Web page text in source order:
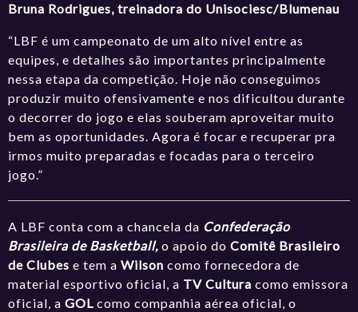
Bruna Rodrigues, treinadora do Unisociesc/Blumenau
“LBF é um campeonato de um alto nível entre as
equipes, e detalhes são importantes principalmente
nessa etapa da competição. Hoje não conseguimos
produzir muito ofensivamente e nos dificultou durante
o decorrer do jogo e elas souberam aproveitar muito
bem as oportunidades. Agora é focar e recuperar pra
irmos muito preparadas e focadas para o terceiro
jogo.”
A LBF conta com a chancela da Confederação
Brasileira de Basketball, o apoio doComitê Brasileiro
de Clubese tem aWilson como fornecedora de
material esportivo oficial, a TV Cultura como emissora
oficial, aGOL como companhia aérea oficial, o